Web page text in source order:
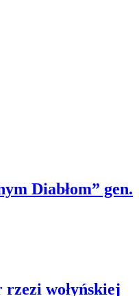
Diabłom” gen.
wołyńskiej